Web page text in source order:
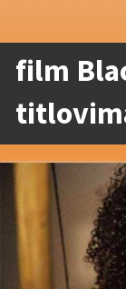
film